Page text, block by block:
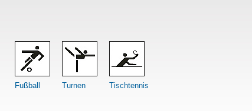
Fußball Turnen Tischtennis